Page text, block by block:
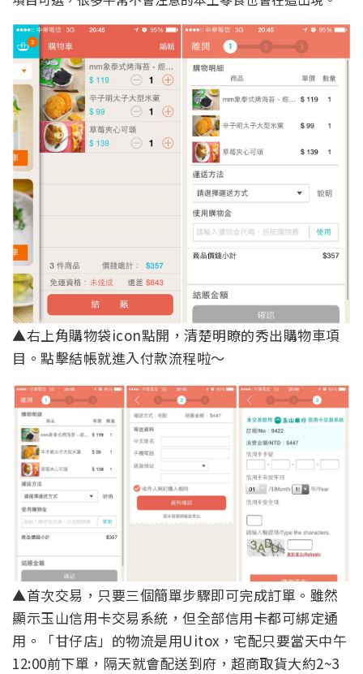
▲右上角購物袋icon點開，清楚明瞭的秀出購物車項
目。點擊結帳就進入付款流程啦～
▲首次交易，只要三個簡單步驟即可完成訂單。雖然
顯示玉山信用卡交易系統，但全部信用卡都可綁定通
用。「甘仔店」的物流是用Uitox，宅配只要當天中午
12:00前下單，隔天就會配送到府，超商取貨大約2~3